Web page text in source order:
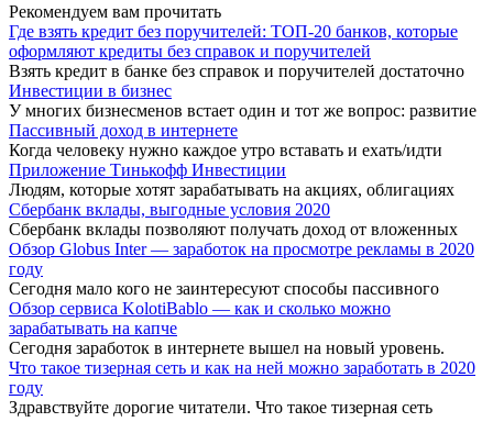
Рекомендуем вам прочитать
Где взять кредит без поручителей: ТОП-20 банков, которые
оформляют кредиты без справок и поручителей
Взять кредит в банке без справок и поручителей достаточно
Инвестиции в бизнес
У многих бизнесменов встает один и тот же вопрос: развитие
Пассивный доход в интернете
Когда человеку нужно каждое утро вставать и ехать/идти
Приложение Тинькофф Инвестиции
Людям, которые хотят зарабатывать на акциях, облигациях
Сбербанк вклады, выгодные условия 2020
Сбербанк вклады позволяют получать доход от вложенных
Обзор Globus Inter — заработок на просмотре рекламы в 2020
году
Сегодня мало кого не заинтересуют способы пассивного
Обзор сервиса KolotiBablo — как и сколько можно
зарабатывать на капче
Сегодня заработок в интернете вышел на новый уровень.
Что такое тизерная сеть и как на ней можно заработать в 2020
году
Здравствуйте дорогие читатели. Что такое тизерная сеть